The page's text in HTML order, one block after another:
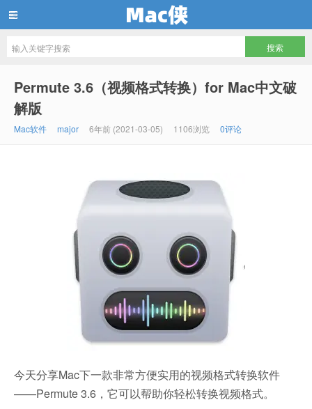
Permute 3.6（视频格式转换）for Mac中文破
解版
Mac软件 major 6年前 (2021-03-05) 1106浏览 0评论
今天分享Mac下一款非常方便实用的视频格式转换软件
——Permute 3.6，它可以帮助你轻松转换视频格式。